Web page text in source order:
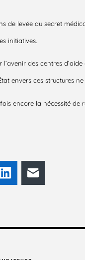
de levée du secret
initiatives.
l’avenir des centres
envers ces structures
encore la nécessité
LinkedIn